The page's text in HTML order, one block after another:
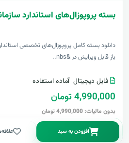
بسته پروپوزال‌های استاندارد
دانلود بسته کامل پروپوزال‌های تخصصی
باز قابل ویرایش در &nbs..
فایل دیجیتال آماده استفاده
4,990,000 تومان
بدون مالیات: 4,990,000 تومان
افزودن به سبد